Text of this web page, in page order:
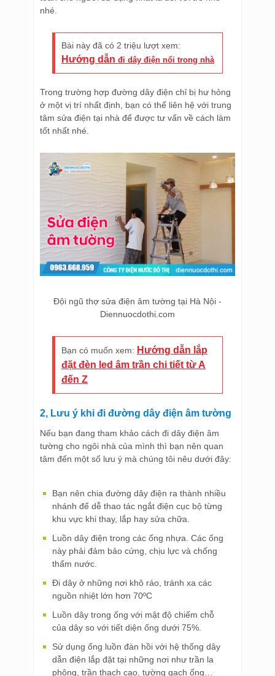
nhé.
Bài này đã có 2 triệu lượt xem:
Hướng dẫn đi dây điện nổi trong nhà
Trong trường hợp đường dây điện chỉ bị hư hỏng
ở một vị trí nhất định, bạn có thể liên hệ với trung
tâm sửa điện tại nhà để được tư vấn về cách làm
tốt nhất nhé.
Đội ngũ thợ sửa điện âm tường tại Hà Nội -
Diennuocdothi.com
Bạn có muốn xem: Hướng dẫn lắp
đặt đèn led âm trần chi tiết từ A
đến Z
2, Lưu ý khi đi đường dây điện âm tường
Nếu bạn đang tham khảo cách đi dây điện âm
tường cho ngôi nhà của mình thì bạn nên quan
tâm đến một số lưu ý mà chúng tôi nêu dưới đây:
Bạn nên chia đường dây điện ra thành nhiều
nhánh để dễ thao tác ngắt điện cục bộ từng
khu vực khi thay, lắp hay sửa chữa.
Luồn dây điện trong các ống nhựa. Các ống
này phải đảm bảo cứng, chịu lực và chống
thấm nước.
Đi dây ở những nơi khô ráo, tránh xa các
nguồn nhiệt lớn hơn 70ºC
Luồn dây trong ống với mật độ chiếm chỗ
của dây so với tiết diện ống dưới 75%.
Sử dụng ống luồn đàn hồi với hệ thống dây
dẫn điện lắp đặt tại những nơi như trần la
phông, trần thạch cao, tường gạch ống…